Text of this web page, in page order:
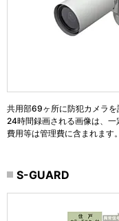
共用部69ヶ所に防犯カメラを
24時間録画される画像は、一
費用等は管理費に含まれます。
S-GUARD